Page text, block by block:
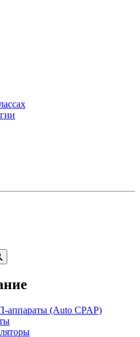
(Auto CPAP)